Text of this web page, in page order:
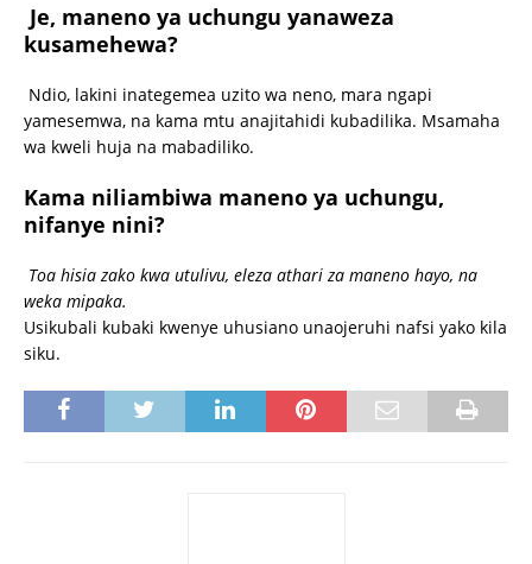
Je, maneno ya uchungu yanaweza
kusamehewa?
Ndio, lakini inategemea uzito wa neno, mara ngapi
yamesemwa, na kama mtu anajitahidi kubadilika. Msamaha
wa kweli huja na mabadiliko.
Kama niliambiwa maneno ya uchungu,
nifanye nini?
Toa hisia zako kwa utulivu, eleza athari za maneno hayo, na
weka mipaka.
Usikubali kubaki kwenye uhusiano unaojeruhi nafsi yako kila
siku.